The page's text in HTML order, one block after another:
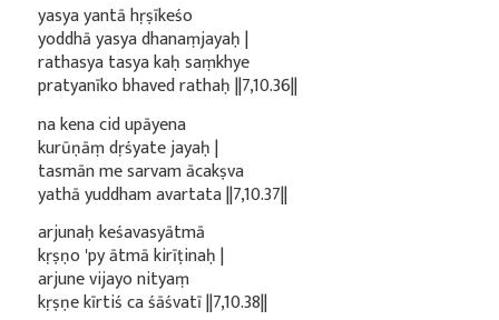
yasya yantā hṛṣīkeśo
yoddhā yasya dhanaṃjayaḥ |
rathasya tasya kaḥ saṃkhye
pratyanīko bhaved rathaḥ ||7,10.36||
na kena cid upāyena
kurūṇāṃ dṛśyate jayaḥ |
tasmān me sarvam ācakṣva
yathā yuddham avartata ||7,10.37||
arjunaḥ keśavasyātmā
kṛṣṇo 'py ātmā kirīṭinaḥ |
arjune vijayo nityaṃ
kṛṣṇe kīrtiś ca śāśvatī ||7,10.38||